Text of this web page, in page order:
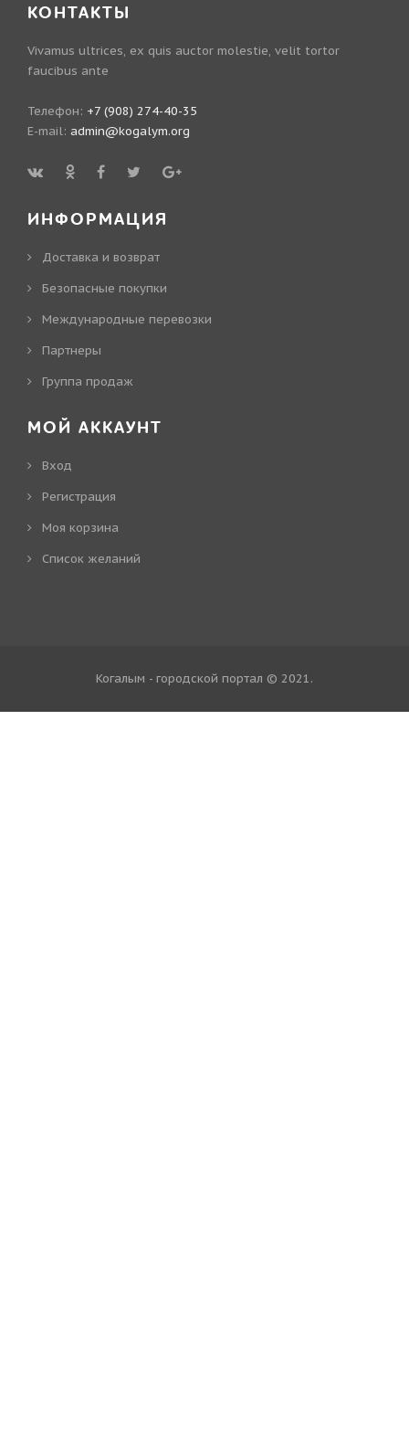
КОНТАКТЫ
Vivamus ultrices, ex quis auctor molestie, velit tortor
faucibus ante
Телефон: +7 (908) 274-40-35
E-mail: admin@kogalym.org
ИНФОРМАЦИЯ
Доставка и возврат
Безопасные покупки
Международные перевозки
Партнеры
Группа продаж
МОЙ АККАУНТ
Вход
Регистрация
Моя корзина
Cписок желаний
Когалым - городской портал © 2021.